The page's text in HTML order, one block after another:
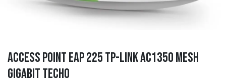
Access Point EAP 225 tp-link AC1350 Mesh
Gigabit Techo